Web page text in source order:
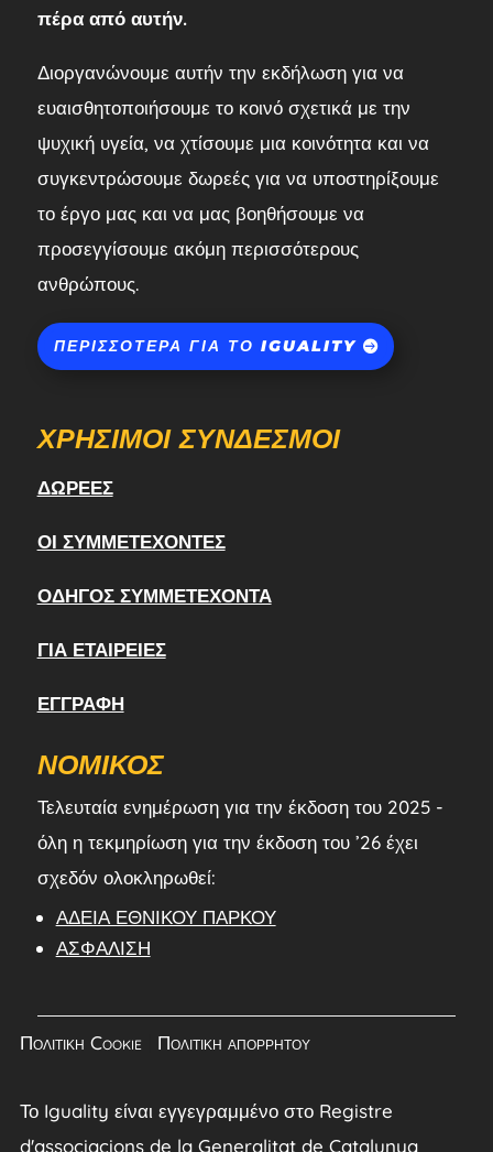
πέρα από αυτήν.
Διοργανώνουμε αυτήν την εκδήλωση για να
ευαισθητοποιήσουμε το κοινό σχετικά με την
ψυχική υγεία, να χτίσουμε μια κοινότητα και να
συγκεντρώσουμε δωρεές για να υποστηρίξουμε
το έργο μας και να μας βοηθήσουμε να
προσεγγίσουμε ακόμη περισσότερους
ανθρώπους.
ΠΕΡΙΣΣΌΤΕΡΑ ΓΙΑ ΤΟ IGUALITY
ΧΡΉΣΙΜΟΙ ΣΎΝΔΕΣΜΟΙ
ΔΩΡΕΈΣ
ΟΙ ΣΥΜΜΕΤΈΧΟΝΤΕΣ
ΟΔΗΓΌΣ ΣΥΜΜΕΤΈΧΟΝΤΑ
ΓΙΑ ΕΤΑΙΡΕΊΕΣ
ΕΓΓΡΑΦΉ
ΝΟΜΙΚΌΣ
Τελευταία ενημέρωση για την έκδοση του 2025 -
όλη η τεκμηρίωση για την έκδοση του ’26 έχει
σχεδόν ολοκληρωθεί:
ΆΔΕΙΑ ΕΘΝΙΚΟΎ ΠΆΡΚΟΥ
ΑΣΦΆΛΙΣΗ
Πολιτική Cookie Πολιτική απορρήτου
Το Iguality είναι εγγεγραμμένο στο Registre
d'associacions de la Generalitat de Catalunya